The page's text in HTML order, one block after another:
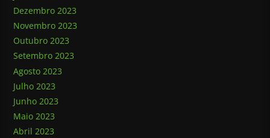
Dezembro 2023
Novembro 2023
Outubro 2023
Setembro 2023
Agosto 2023
Julho 2023
Junho 2023
Maio 2023
Abril 2023